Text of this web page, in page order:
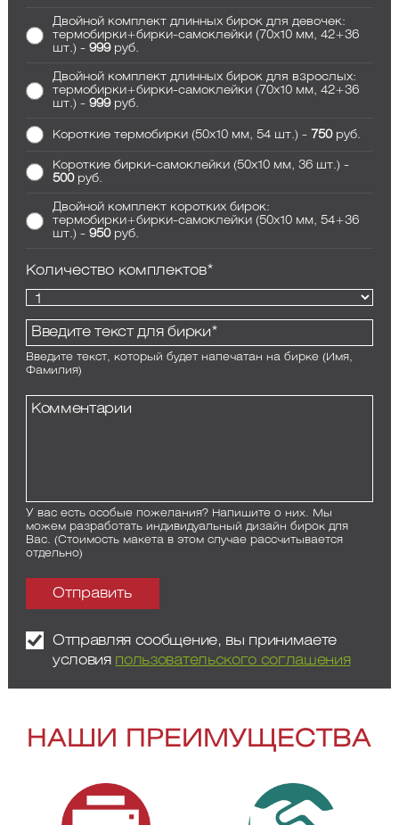
Двойной комплект длинных бирок для девочек:
термобирки+бирки-самоклейки (70x10 мм, 42+36
шт.) - 999руб.
Двойной комплект длинных бирок для взрослых:
термобирки+бирки-самоклейки (70x10 мм, 42+36
шт.) - 999руб.
Короткие термобирки (50x10 мм, 54 шт.) - 750руб.
Короткие бирки-самоклейки (50x10 мм, 36 шт.) -
500руб.
Двойной комплект коротких бирок:
термобирки+бирки-самоклейки (50x10 мм, 54+36
шт.) - 950руб.
Количество комплектов*
Введите текст, который будет напечатан на бирке (Имя,
Фамилия)
У вас есть особые пожелания? Напишите о них. Мы
можем разработать индивидуальный дизайн бирок для
Вас. (Стоимость макета в этом случае рассчитывается
отдельно)
Отправляя сообщение, вы принимаете
условия пользовательского соглашения
НАШИ ПРЕИМУЩЕСТВА